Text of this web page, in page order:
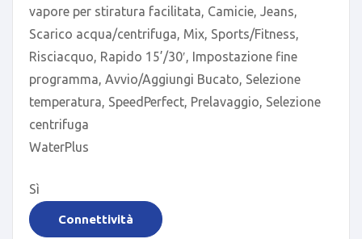
vapore per stiratura facilitata, Camicie, Jeans,
Scarico acqua/centrifuga, Mix, Sports/Fitness,
Risciacquo, Rapido 15’/30′, Impostazione fine
programma, Avvio/Aggiungi Bucato, Selezione
temperatura, SpeedPerfect, Prelavaggio, Selezione
centrifuga
WaterPlus
Sì
Connettività